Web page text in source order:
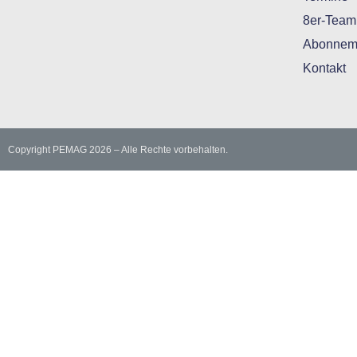
8er-Team
Kontakt
Copyright PEMAG 2026 – Alle Rechte vorbehalten.